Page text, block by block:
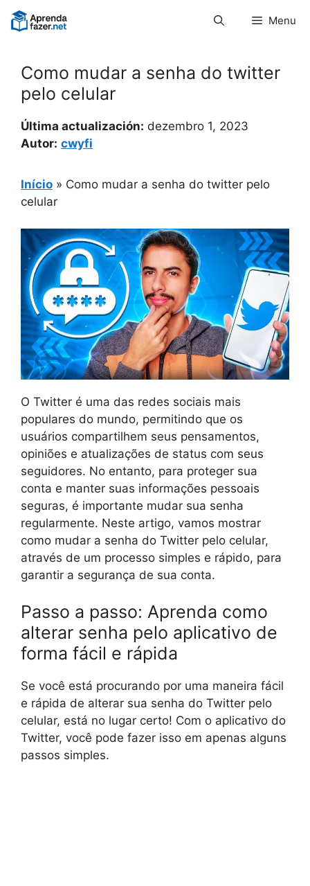
Pular
para
Menu
Como mudar a senha do twitter
pelo celular
Última actualización: dezembro 1, 2023
Autor: cwyfi
Início » Como mudar a senha do twitter pelo
celular
O Twitter é uma das redes sociais mais
populares do mundo, permitindo que os
usuários compartilhem seus pensamentos,
opiniões e atualizações de status com seus
seguidores. No entanto, para proteger sua
conta e manter suas informações pessoais
seguras, é importante mudar sua senha
regularmente. Neste artigo, vamos mostrar
como mudar a senha do Twitter pelo celular,
através de um processo simples e rápido, para
garantir a segurança de sua conta.
Passo a passo: Aprenda como
alterar senha pelo aplicativo de
forma fácil e rápida
Se você está procurando por uma maneira fácil
e rápida de alterar sua senha do Twitter pelo
celular, está no lugar certo! Com o aplicativo do
Twitter, você pode fazer isso em apenas alguns
passos simples.